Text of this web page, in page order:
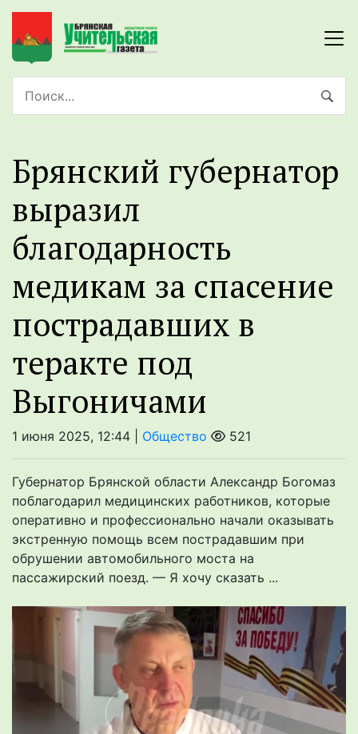
Брянский губернатор
выразил
благодарность
медикам за спасение
пострадавших в
теракте под
Выгоничами
1 июня 2025, 12:44 | Общество 521
Губернатор Брянской области Александр Богомаз
поблагодарил медицинских работников, которые
оперативно и профессионально начали оказывать
экстренную помощь всем пострадавшим при
обрушении автомобильного моста на
пассажирский поезд. — Я хочу сказать ...